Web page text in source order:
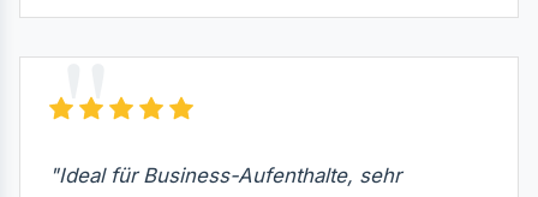
"Ideal für Business-Aufenthalte, sehr